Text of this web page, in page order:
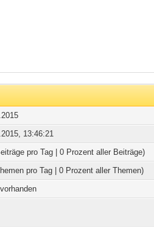
13:46:21
pro Tag | 0 Prozent aller Beiträge)
pro Tag | 0 Prozent aller Themen)